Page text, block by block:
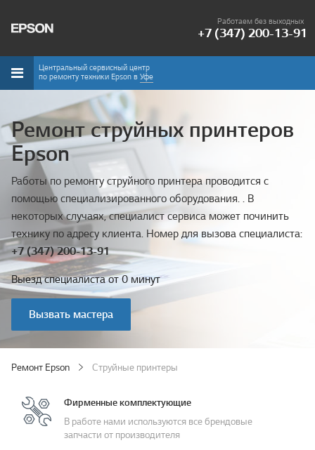
Работаем без выходных
+7 (347) 200-13-91
Центральный сервисный центр
по ремонту техники Epson вУфе
Ремонт струйных принтеров
Epson
Работы по ремонту струйного принтера проводится с
помощью специализированного оборудования. . В
некоторых случаях, специалист сервиса может починить
технику по адресу клиента. Номер для вызова специалиста:
+7 (347) 200-13-91
Вызвать мастера
Выезд специалиста от 0 минут
Ремонт Epson Струйные принтеры
Фирменные комплектующие
В работе нами используются все брендовые
запчасти от производителя